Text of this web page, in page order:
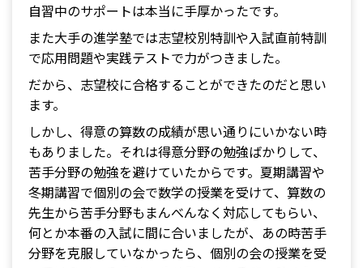
自習中のサポートは本当に手厚かったです。
また大手の進学塾では志望校別特訓や入試直前特訓
で応用問題や実践テストで力がつきました。
だから、志望校に合格することができたのだと思い
ます。
しかし、得意の算数の成績が思い通りにいかない時
もありました。それは得意分野の勉強ばかりして、
苦手分野の勉強を避けていたからです。夏期講習や
冬期講習で個別の会で数学の授業を受けて、算数の
先生から苦手分野もまんべんなく対応してもらい、
何とか本番の入試に間に合いましたが、あの時苦手
分野を克服していなかったら、個別の会の授業を受